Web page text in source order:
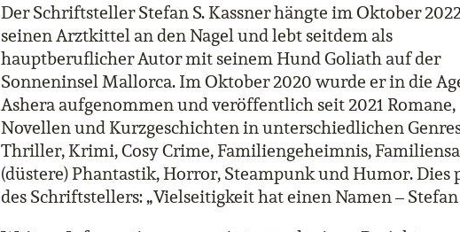
Der Schriftsteller Stefan S. Kassner hängte im Oktober
seinen Arztkittel an den Nagel und lebt seitdem als
hauptberuflicher Autor mit seinem Hund Goliath auf der
Sonneninsel Mallorca. Im Oktober 2020 wurde er in die
Ashera aufgenommen und veröffentlich seit 2021 Romane,
Novellen und Kurzgeschichten in unterschiedlichen
Thriller, Krimi, Cosy Crime, Familiengeheimnis,
(düstere) Phantastik, Horror, Steampunk und Humor. Dies
des Schriftstellers: „Vielseitigkeit hat einen Namen – Stefan